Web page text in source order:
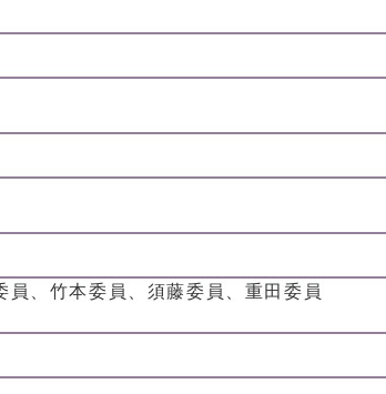
、竹本委員、須藤委員、重田委員